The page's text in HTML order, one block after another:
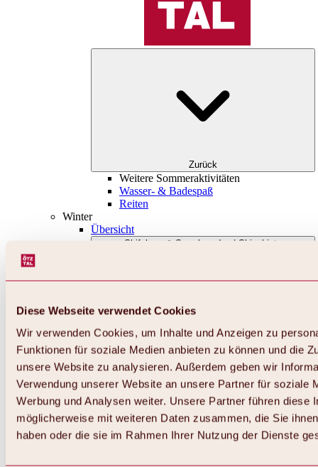
Diese Webseite verwendet Cookies
Wir verwenden Cookies, um Inhalte und Anzeigen zu
Funktionen für soziale Medien anbieten zu können und die
unsere Website zu analysieren. Außerdem geben wir
Verwendung unserer Website an unsere Partner für soziale
Werbung und Analysen weiter. Unsere Partner führen diese
möglicherweise mit weiteren Daten zusammen, die Sie
haben oder die sie im Rahmen Ihrer Nutzung der Dienste
Zurück
Weitere Sommeraktivitäten
Wasser- & Badespaß
Reiten
Winter
Übersicht
Skifahren & Snowboarden | Skigebiete